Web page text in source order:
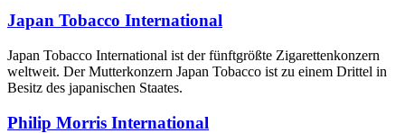
Japan Tobacco International
Japan Tobacco International ist der fünftgrößte Zigarettenkonzern
weltweit. Der Mutterkonzern Japan Tobacco ist zu einem Drittel in
Besitz des japanischen Staates.
Philip Morris International